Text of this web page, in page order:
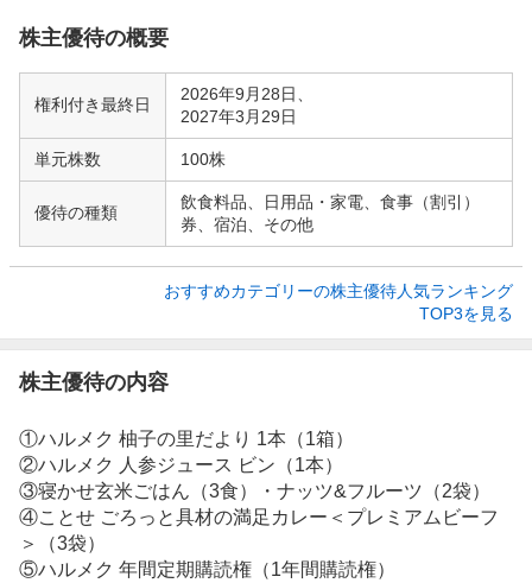
株主優待の概要
権利付き最終日
2026年9月28日、
2027年3月29日
単元株数 100株
優待の種類
飲食料品、日用品・家電、食事（割引）
券、宿泊、その他
おすすめカテゴリーの株主優待人気ランキング
TOP3を見る
株主優待の内容
①ハルメク 柚子の里だより 1本（1箱）
②ハルメク 人参ジュース ビン（1本）
③寝かせ玄米ごはん（3食）・ナッツ&フルーツ（2袋）
④ことせ ごろっと具材の満足カレー＜プレミアムビーフ
＞（3袋）
⑤ハルメク 年間定期購読権（1年間購読権）